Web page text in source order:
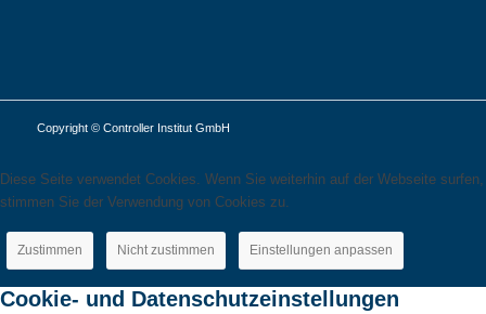
Copyright © Controller Institut GmbH
Diese Seite verwendet Cookies. Wenn Sie weiterhin auf der Webseite surfen,
stimmen Sie der Verwendung von Cookies zu.
Zustimmen Nicht zustimmen Einstellungen anpassen
Cookie- und Datenschutzeinstellungen